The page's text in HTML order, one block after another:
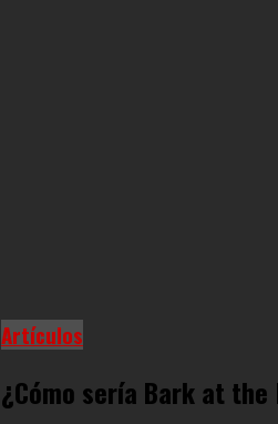
Artículos
¿Cómo sería Bark at